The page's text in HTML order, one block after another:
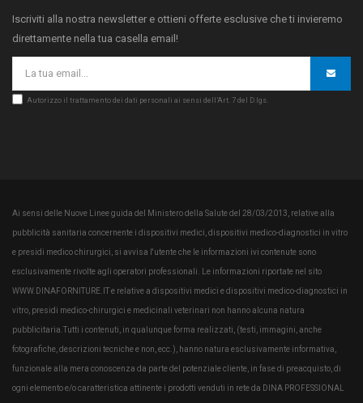
Iscriviti alla nostra newsletter e ottieni offerte esclusive che ti invieremo
direttamente nella tua casella email!
Autorizzo il trattamento dei dati personali ai sensi dell’Art. 7 del D.lgs.
Ai sensi delle Nuove Linee guida del Ministero della Salute del 28/03/2013, relative alla
pubblicità sanitaria concernente i dispositivi medici, dispositivi medico-diagnostici in vitro
e presidi medico chirurgici, si avvisa l'utente che le informazioni ivi contenute sono
esclusivamente rivolte agli operatori professionali. Le informazioni riportate nel sito
WWW.DINAFORNITURE.IT e relative a dispositivi medici e dispositivi medico-diagnostici in
vitro, presidi medico-chirurgici e medicinali veterinari non hanno alcuna natura
pubblicitaria.Tutti i contenuti, in qualunque forma realizzati, (testi, immagini, anche
fotografiche, descrizioni tecniche e non, ecc.), hanno natura esclusivamente informativa,
funzionale alla mera conoscenza da parte del potenziale cliente, in fase di preacquisto, di
ogni elemento e/o caratteristica attinente i prodotti venduti in rete da DINA PROFESSIONAL